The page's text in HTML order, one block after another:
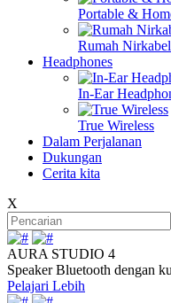
Portable &
Rumah Nirkabel
Headphones
In-Ear
True Wireless
Dalam Perjalanan
Dukungan
Cerita kita
X
AURA STUDIO 4
Speaker Bluetooth dengan
Pelajari Lebih